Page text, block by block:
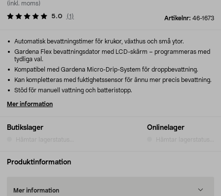
(inkl. moms)
Artikelnr: 46-1673
5.0 (1 )
Butikslager
Hämtar lagerstatus...
Onlinelager
Hämtar lagerstatus...
Automatisk bevattningstimer för krukor, växthus och små ytor.
Gardena Flex bevattningsdator med LCD-skärm – programmeras med
tydliga val.
Kompatibel med Gardena Micro-Drip-System för droppbevattning.
Kan kompletteras med fuktighetssensor för ännu mer precis bevattning.
Stöd för manuell vattning och batteristopp.
Mer information
Produktinformation
Mer information